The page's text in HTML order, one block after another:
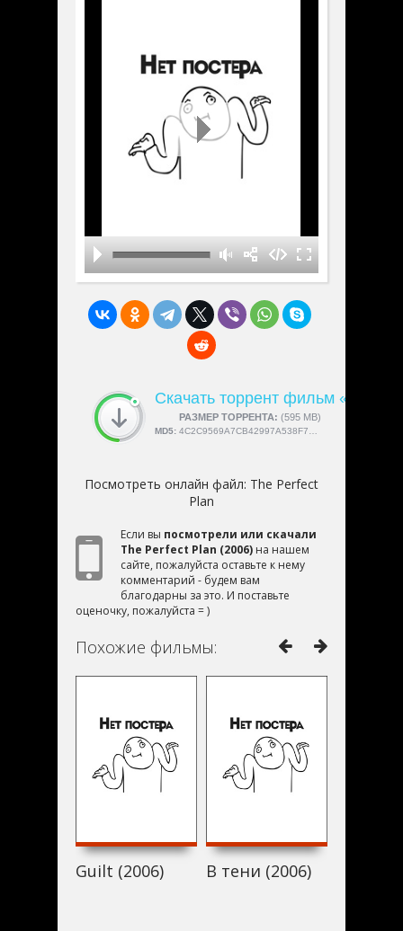
Скачать торрент фильм «The
РАЗМЕР ТОРРЕНТА: (595 MB)
СКАЧАЛИ:4189
MD5: 4C2C9569A7CB42997A538F766C571E35
Посмотреть онлайн файл: The Perfect
Plan
Если вы посмотрели или скачали
The Perfect Plan (2006) на нашем
сайте, пожалуйста оставьте к нему
комментарий - будем вам
благодарны за это. И поставьте
оценочку, пожалуйста = )
Похожие фильмы:
Guilt (2006) В тени (2006)